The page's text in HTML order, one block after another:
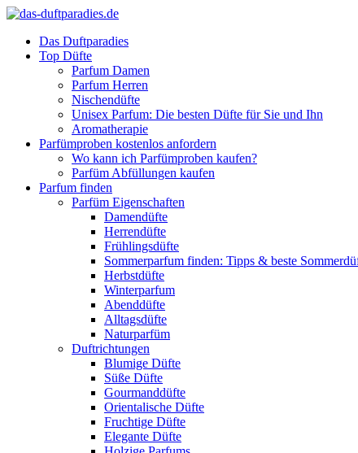
Das Duftparadies
Top Düfte
Parfum Damen
Parfum Herren
Nischendüfte
Unisex Parfum: Die besten Düfte für Sie und Ihn
Aromatherapie
Parfümproben kostenlos anfordern
Wo kann ich Parfümproben kaufen?
Parfüm Abfüllungen kaufen
Parfum finden
Parfüm Eigenschaften
Damendüfte
Herrendüfte
Frühlingsdüfte
Sommerparfum finden: Tipps & beste
Herbstdüfte
Winterparfum
Abenddüfte
Alltagsdüfte
Naturparfüm
Duftrichtungen
Blumige Düfte
Süße Düfte
Gourmanddüfte
Orientalische Düfte
Fruchtige Düfte
Elegante Düfte